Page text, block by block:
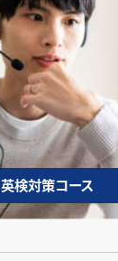
英検対策コース